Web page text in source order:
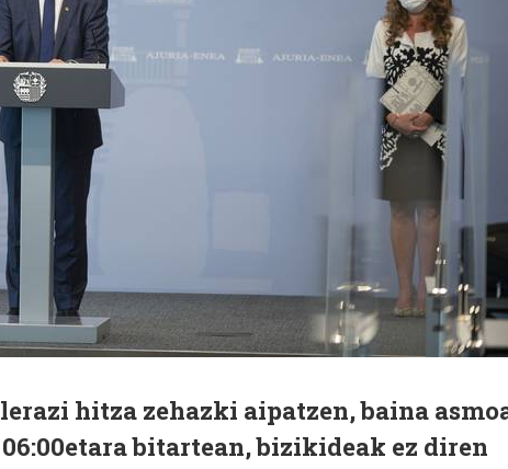
hitza zehazki aipatzen, baina
bitartean, bizikideak ez diren